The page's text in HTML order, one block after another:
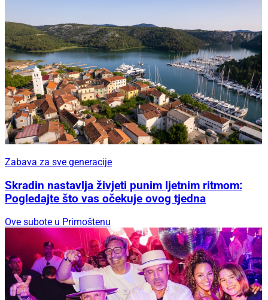
Zabava za sve generacije
Skradin nastavlja živjeti punim ljetnim ritmom:
Pogledajte što vas očekuje ovog tjedna
Ove subote u Primoštenu